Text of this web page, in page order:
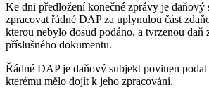
Ke dni předložení konečné zprávy je daňový
zpracovat řádné DAP za uplynulou část
kterou nebylo dosud podáno, a tvrzenou daň
příslušného dokumentu.
Řádné DAP je daňový subjekt povinen
kterému mělo dojít k jeho zpracování.